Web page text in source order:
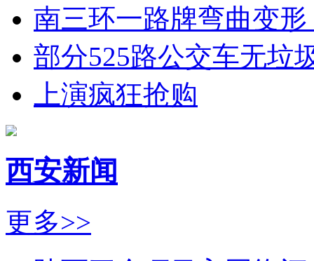
南三环一路牌弯曲变
部分525路公交车无垃
上演疯狂抢购
西安新闻
更多>>